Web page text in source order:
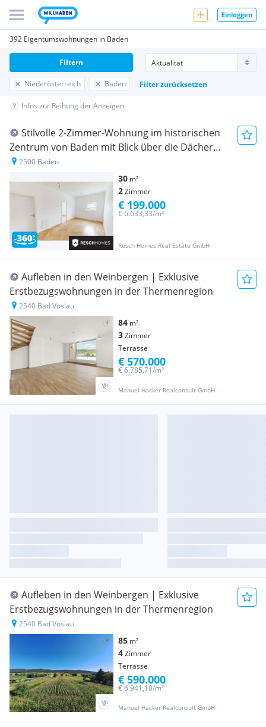
Einloggen
392 Eigentumswohnungen in Baden
Niederösterreich Baden Filter zurücksetzen
Filtern
Infos zur Reihung der Anzeigen
Stilvolle 2-Zimmer-Wohnung im historischen
Zentrum von Baden mit Blick über die Dächer
der Kaiserstadt
2500 Baden
30 m²
2Zimmer
Resch Homes Real Estate GmbH
€ 6.633,33/m²
€ 199.000
Aufleben in den Weinbergen | Exklusive
Erstbezugswohnungen in der Thermenregion
2540 Bad Vöslau
84 m²
3Zimmer
Terrasse
Manuel Hacker Realconsult GmbH
€ 6.785,71/m²
€ 570.000
Aufleben in den Weinbergen | Exklusive
Erstbezugswohnungen in der Thermenregion
2540 Bad Vöslau
85 m²
4Zimmer
Terrasse
Manuel Hacker Realconsult GmbH
€ 6.941,18/m²
€ 590.000